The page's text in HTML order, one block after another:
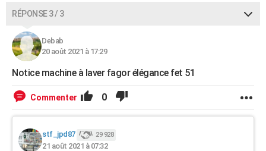
RÉPONSE 3 / 3
Debab
20 août 2021 à 17:29
Notice machine à laver fagor élégance fet 51
Commenter 0
stf_jpd87 29 928
21 août 2021 à 07:32